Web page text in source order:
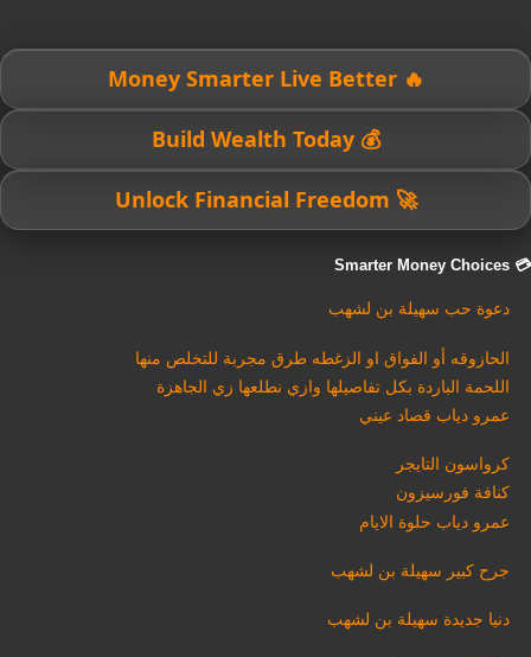
🔥 Money Smarter Live Better
💰 Build Wealth Today
🚀 Unlock Financial Freedom
💳 Smarter Money Choices
دعوة حب سهيلة بن لشهب
الحازوقه أو الفواق او الزغطه طرق مجربة للتخلص منها
اللحمة الباردة بكل تفاصيلها وازي نطلعها زي الجاهزة
عمرو دياب قصاد عيني
كرواسون التايجر
كنافة فورسيزون
عمرو دياب حلوة الايام
جرح كبير سهيلة بن لشهب
دنيا جديدة سهيلة بن لشهب